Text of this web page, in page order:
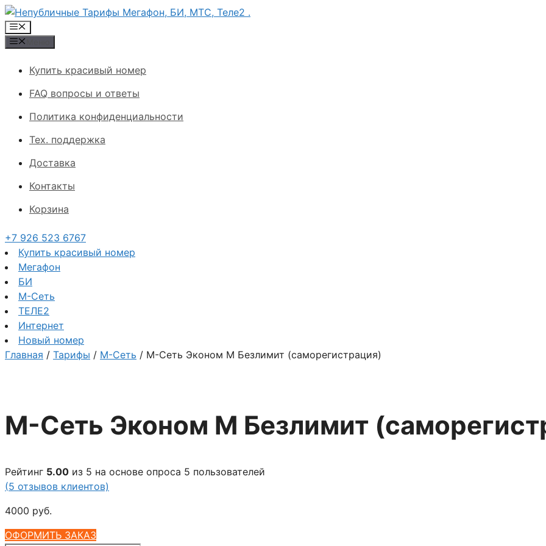
Перейти
содержимому
Меню
Купить красивый номер
FAQ вопросы и ответы
Политика конфиденциальности
Тех. поддержка
Доставка
Контакты
Корзина
+7 926 523 6767
Купить красивый номер
Мегафон
БИ
М-Сеть
ТЕЛЕ2
Интернет
Новый номер
Главная / Тарифы / М-Сеть / М-Сеть Эконом М Безлимит (саморегистрация)
М-Сеть Эконом М Безлимит
Рейтинг 5.00 из 5 на основе опроса 5 пользователей
(5 отзывов клиентов)
4000 руб.
ОФОРМИТЬ ЗАКАЗ